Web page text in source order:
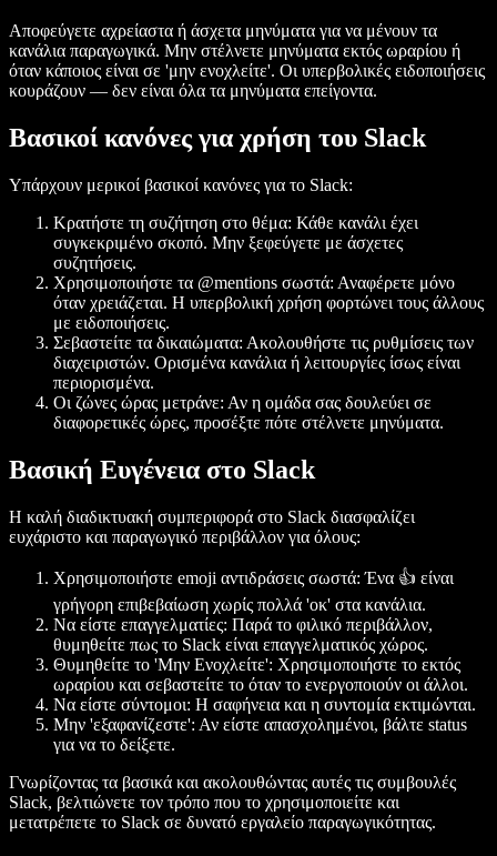
Αποφεύγετε αχρείαστα ή άσχετα μηνύματα για να μένουν τα
κανάλια παραγωγικά. Μην στέλνετε μηνύματα εκτός ωραρίου ή
όταν κάποιος είναι σε 'μην ενοχλείτε'. Οι υπερβολικές ειδοποιήσεις
κουράζουν — δεν είναι όλα τα μηνύματα επείγοντα.
Βασικοί κανόνες για χρήση του Slack
Υπάρχουν μερικοί βασικοί κανόνες για το Slack:
Κρατήστε τη συζήτηση στο θέμα: Κάθε κανάλι έχει
συγκεκριμένο σκοπό. Μην ξεφεύγετε με άσχετες
συζητήσεις.
Χρησιμοποιήστε τα @mentions σωστά: Αναφέρετε μόνο
όταν χρειάζεται. Η υπερβολική χρήση φορτώνει τους άλλους
με ειδοποιήσεις.
Σεβαστείτε τα δικαιώματα: Ακολουθήστε τις ρυθμίσεις των
διαχειριστών. Ορισμένα κανάλια ή λειτουργίες ίσως είναι
περιορισμένα.
Οι ζώνες ώρας μετράνε: Αν η ομάδα σας δουλεύει σε
διαφορετικές ώρες, προσέξτε πότε στέλνετε μηνύματα.
Βασική Ευγένεια στο Slack
Η καλή διαδικτυακή συμπεριφορά στο Slack διασφαλίζει
ευχάριστο και παραγωγικό περιβάλλον για όλους:
Χρησιμοποιήστε emoji αντιδράσεις σωστά: Ένα 👍 είναι
γρήγορη επιβεβαίωση χωρίς πολλά 'οκ' στα κανάλια.
Να είστε επαγγελματίες: Παρά το φιλικό περιβάλλον,
θυμηθείτε πως το Slack είναι επαγγελματικός χώρος.
Θυμηθείτε το 'Μην Ενοχλείτε': Χρησιμοποιήστε το εκτός
ωραρίου και σεβαστείτε το όταν το ενεργοποιούν οι άλλοι.
Να είστε σύντομοι: Η σαφήνεια και η συντομία εκτιμώνται.
Μην 'εξαφανίζεστε': Αν είστε απασχολημένοι, βάλτε status
για να το δείξετε.
Γνωρίζοντας τα βασικά και ακολουθώντας αυτές τις συμβουλές
Slack, βελτιώνετε τον τρόπο που το χρησιμοποιείτε και
μετατρέπετε το Slack σε δυνατό εργαλείο παραγωγικότητας.